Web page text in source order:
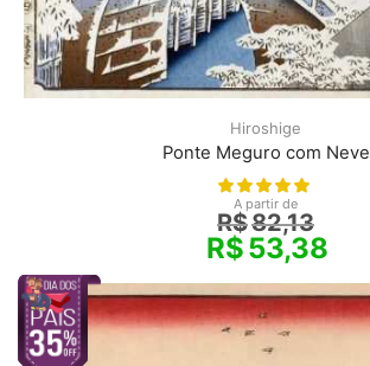
Hiroshige
Ponte Meguro com Neve
A partir de
R$82,13
R$53,38